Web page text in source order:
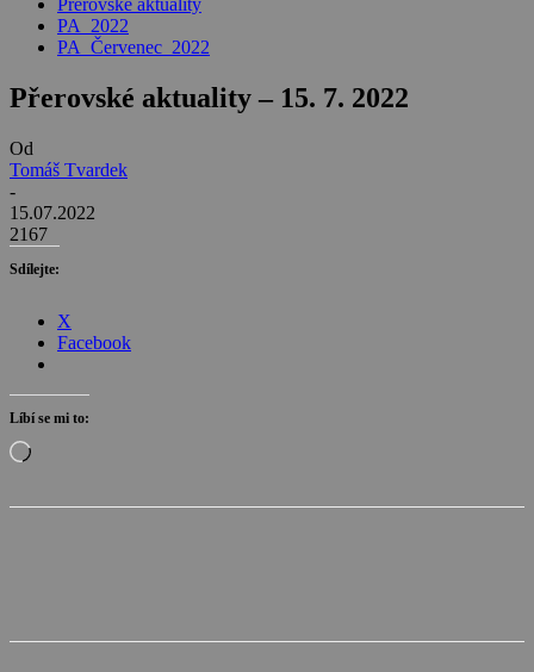
Přerovské aktuality
PA_2022
PA_Červenec_2022
Přerovské aktuality – 15. 7. 2022
Od
Tomáš Tvardek
-
15.07.2022
2167
Sdílejte:
X
Facebook
Líbí se mi to:
Načítání…